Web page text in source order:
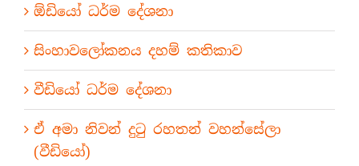
ඕඩියෝ ධර්ම දේශනා
සිංහාවලෝකනය දහම් කතිකාව
වීඩියෝ ධර්ම දේශනා
ඒ අමා නිවන් දුටු රහතන් වහන්සේලා
(වීඩියෝ)